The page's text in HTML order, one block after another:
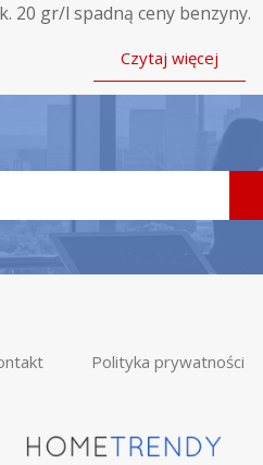
20 gr/l spadną ceny benzyny.
Czytaj więcej
Polityka prywatności